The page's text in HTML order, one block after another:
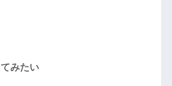
みたい